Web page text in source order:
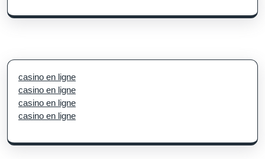
casino en ligne
casino en ligne
casino en ligne
casino en ligne